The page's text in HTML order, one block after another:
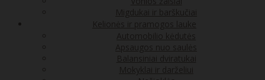
Migdukai ir barškučiai
Kelionės ir pramogos lauke
Automobilio kėdutės
Apsaugos nuo saulės
Balansiniai dviratukai
Mokyklai ir darželiui